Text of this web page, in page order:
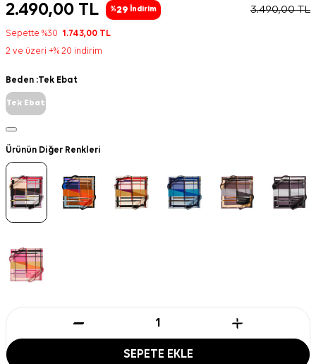
2.490,00 TL %29 İndirim 3.490,00TL
Sepette %30 1.743,00 TL
2 ve üzeri +% 20 indirim
Beden :Tek Ebat
Tek Ebat
Ürünün Diğer Renkleri
SEPETE EKLE